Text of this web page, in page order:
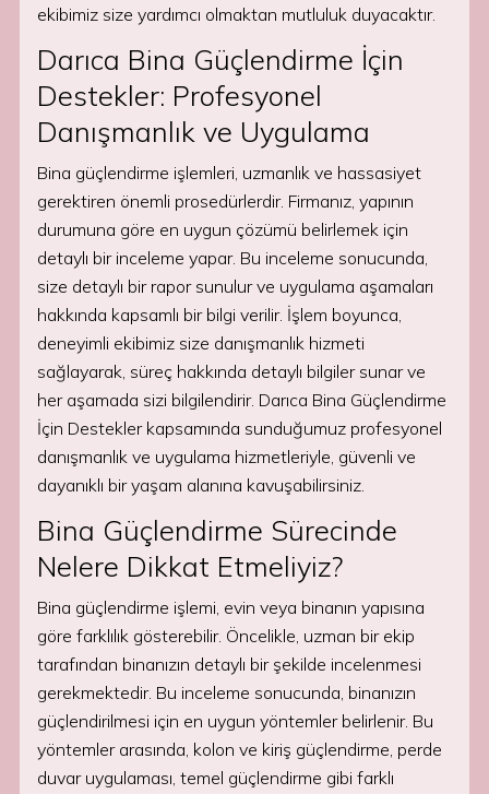
ekibimiz size yardımcı olmaktan mutluluk duyacaktır.
Darıca Bina Güçlendirme İçin
Destekler: Profesyonel
Danışmanlık ve Uygulama
Bina güçlendirme işlemleri, uzmanlık ve hassasiyet
gerektiren önemli prosedürlerdir. Firmanız, yapının
durumuna göre en uygun çözümü belirlemek için
detaylı bir inceleme yapar. Bu inceleme sonucunda,
size detaylı bir rapor sunulur ve uygulama aşamaları
hakkında kapsamlı bir bilgi verilir. İşlem boyunca,
deneyimli ekibimiz size danışmanlık hizmeti
sağlayarak, süreç hakkında detaylı bilgiler sunar ve
her aşamada sizi bilgilendirir. Darıca Bina Güçlendirme
İçin Destekler kapsamında sunduğumuz profesyonel
danışmanlık ve uygulama hizmetleriyle, güvenli ve
dayanıklı bir yaşam alanına kavuşabilirsiniz.
Bina Güçlendirme Sürecinde
Nelere Dikkat Etmeliyiz?
Bina güçlendirme işlemi, evin veya binanın yapısına
göre farklılık gösterebilir. Öncelikle, uzman bir ekip
tarafından binanızın detaylı bir şekilde incelenmesi
gerekmektedir. Bu inceleme sonucunda, binanızın
güçlendirilmesi için en uygun yöntemler belirlenir. Bu
yöntemler arasında, kolon ve kiriş güçlendirme, perde
duvar uygulaması, temel güçlendirme gibi farklı